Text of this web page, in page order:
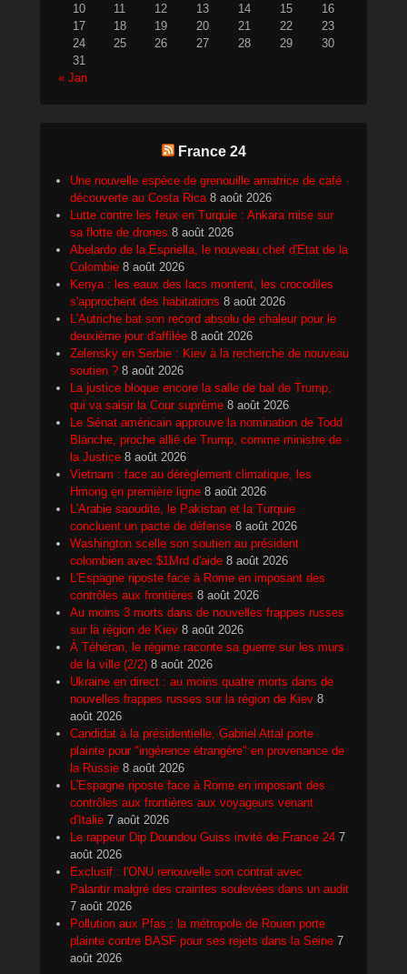
10
11 12 13 14 15
16
17
18 19 20 21 22
23
24
25 26 27 28 29
30
31
« Jan
France 24
Une nouvelle espèce de grenouille amatrice de café
découverte au Costa Rica 8 août 2026
Lutte contre les feux en Turquie : Ankara mise sur
sa flotte de drones 8 août 2026
Abelardo de la Espriella, le nouveau chef d'Etat de la
Colombie 8 août 2026
Kenya : les eaux des lacs montent, les crocodiles
s'approchent des habitations 8 août 2026
L'Autriche bat son record absolu de chaleur pour le
deuxième jour d'affilée 8 août 2026
Zelensky en Serbie : Kiev à la recherche de nouveau
soutien ? 8 août 2026
La justice bloque encore la salle de bal de Trump,
qui va saisir la Cour suprême 8 août 2026
Le Sénat américain approuve la nomination de Todd
Blanche, proche allié de Trump, comme ministre de
la Justice 8 août 2026
Vietnam : face au dérèglement climatique, les
Hmong en première ligne 8 août 2026
L'Arabie saoudite, le Pakistan et la Turquie
concluent un pacte de défense 8 août 2026
Washington scelle son soutien au président
colombien avec $1Mrd d'aide 8 août 2026
L'Espagne riposte face à Rome en imposant des
contrôles aux frontières 8 août 2026
Au moins 3 morts dans de nouvelles frappes russes
sur la région de Kiev 8 août 2026
À Téhéran, le régime raconte sa guerre sur les murs
de la ville (2/2) 8 août 2026
Ukraine en direct : au moins quatre morts dans de
nouvelles frappes russes sur la région de Kiev 8
août 2026
Candidat à la présidentielle, Gabriel Attal porte
plainte pour "ingérence étrangère" en provenance de
la Russie 8 août 2026
L'Espagne riposte face à Rome en imposant des
contrôles aux frontières aux voyageurs venant
d'Italie 7 août 2026
Le rappeur Dip Doundou Guiss invité de France 24 7
août 2026
Exclusif : l'ONU renouvelle son contrat avec
Palantir malgré des craintes soulevées dans un audit
7 août 2026
Pollution aux Pfas : la métropole de Rouen porte
plainte contre BASF pour ses rejets dans la Seine 7
août 2026